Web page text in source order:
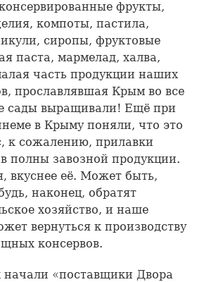
фрукты,
компоты, пастила,
сиропы, фруктовые
паста, мармелад, халва,
часть продукции наших
прославлявшая Крым во все
сады выращивали! Ещё при
в Крыму поняли, что это
к сожалению, прилавки
полны завозной продукции.
вкуснее её. Может быть,
наконец, обратят
хозяйство, и наше
вернуться к производству
консервов.
начали «поставщики Двора